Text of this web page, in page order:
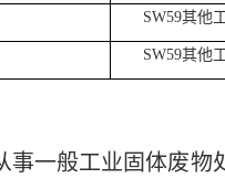
SW59其他
SW59其他
事一般工业固体废物